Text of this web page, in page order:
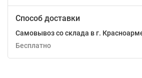
Способ доставки
Самовывоз со склада в г.
Бесплатно